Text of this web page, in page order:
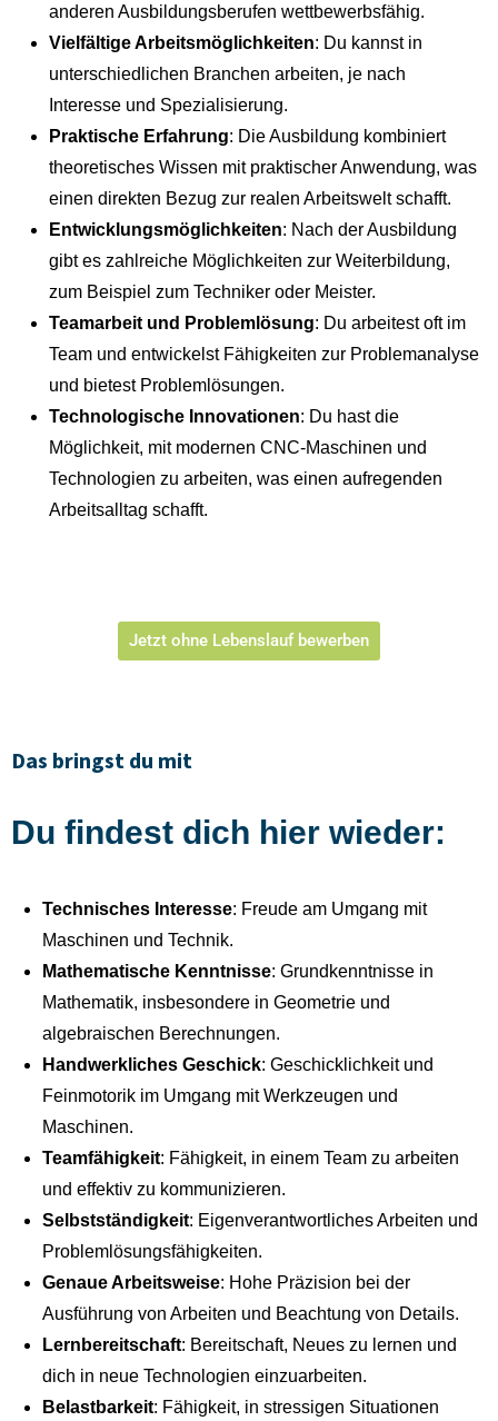
anderen Ausbildungsberufen wettbewerbsfähig.
Vielfältige Arbeitsmöglichkeiten: Du kannst in
unterschiedlichen Branchen arbeiten, je nach
Interesse und Spezialisierung.
Praktische Erfahrung: Die Ausbildung kombiniert
theoretisches Wissen mit praktischer Anwendung, was
einen direkten Bezug zur realen Arbeitswelt schafft.
Entwicklungsmöglichkeiten: Nach der Ausbildung
gibt es zahlreiche Möglichkeiten zur Weiterbildung,
zum Beispiel zum Techniker oder Meister.
Teamarbeit und Problemlösung: Du arbeitest oft im
Team und entwickelst Fähigkeiten zur Problemanalyse
und bietest Problemlösungen.
Technologische Innovationen: Du hast die
Möglichkeit, mit modernen CNC-Maschinen und
Technologien zu arbeiten, was einen aufregenden
Arbeitsalltag schafft.
Jetzt ohne Lebenslauf bewerben
Das bringst du mit
Du findest dich hier wieder:
Technisches Interesse: Freude am Umgang mit
Maschinen und Technik.
Mathematische Kenntnisse: Grundkenntnisse in
Mathematik, insbesondere in Geometrie und
algebraischen Berechnungen.
Handwerkliches Geschick: Geschicklichkeit und
Feinmotorik im Umgang mit Werkzeugen und
Maschinen.
Teamfähigkeit: Fähigkeit, in einem Team zu arbeiten
und effektiv zu kommunizieren.
Selbstständigkeit: Eigenverantwortliches Arbeiten und
Problemlösungsfähigkeiten.
Genaue Arbeitsweise: Hohe Präzision bei der
Ausführung von Arbeiten und Beachtung von Details.
Lernbereitschaft: Bereitschaft, Neues zu lernen und
dich in neue Technologien einzuarbeiten.
Belastbarkeit: Fähigkeit, in stressigen Situationen